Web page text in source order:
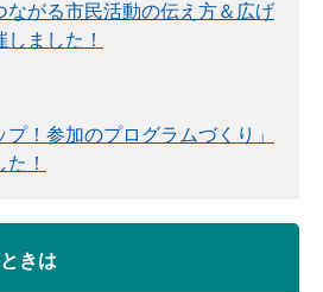
ながる市民活動の伝え方＆広げ
ました！
プ！参加のプログラムづくり」
！
きは